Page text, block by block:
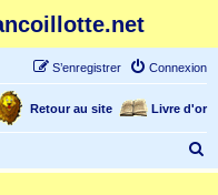
Connexion
S’enregistrer
Livre d'or
Retour au site
e